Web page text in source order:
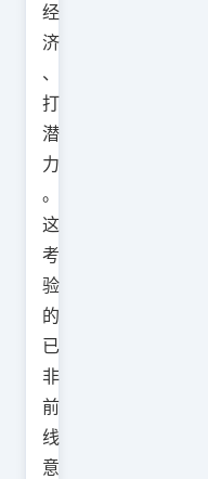
经
济
、
打
潜
力
。
这
考
验
的
已
非
前
线
意